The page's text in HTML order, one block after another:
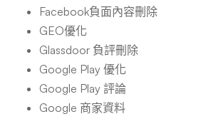
Facebook負面內容刪除
GEO優化
Glassdoor 負評刪除
Google Play 優化
Google Play 評論
Google 商家資料